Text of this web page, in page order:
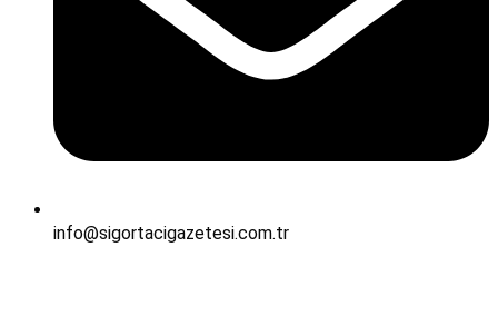
info@sigortacigazetesi.com.tr